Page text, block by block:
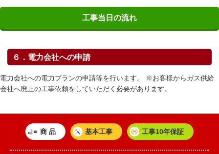
工事当日の流れ
６．電力会社への申請
電力会社への電力プランの申請等を行います。 ※お客様からガス供給
会社へ廃止の工事依頼をしていただく必要があります。
商 品 基本工事 工事10年保証